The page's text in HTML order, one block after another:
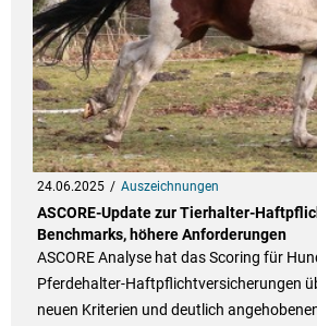
24.06.2025 Auszeichnungen
ASCORE-Update zur Tierhalter-
Benchmarks, höhere Anforderungen
ASCORE Analyse hat das Scoring für
Pferdehalter-Haftpflichtversicherungen
neuen Kriterien und deutlich